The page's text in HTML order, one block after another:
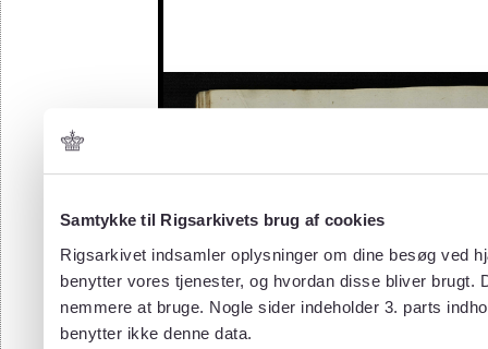
Samtykke til Rigsarkivets brug af cookies
Rigsarkivet indsamler oplysninger om dine besøg ved
benytter vores tjenester, og hvordan disse bliver
nemmere at bruge. Nogle sider indeholder 3. parts
benytter ikke denne data.